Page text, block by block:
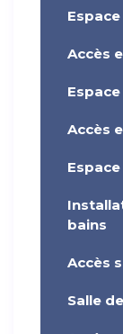
Accès
Accès
bains
Accès
Salle